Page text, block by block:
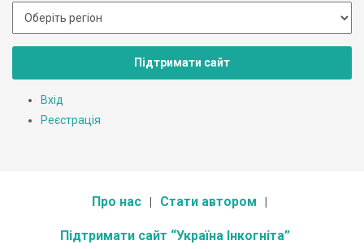
Підтримати сайт
Вхід
Реєстрація
Про нас Стати автором
Підтримати сайт “Україна Інкогніта”